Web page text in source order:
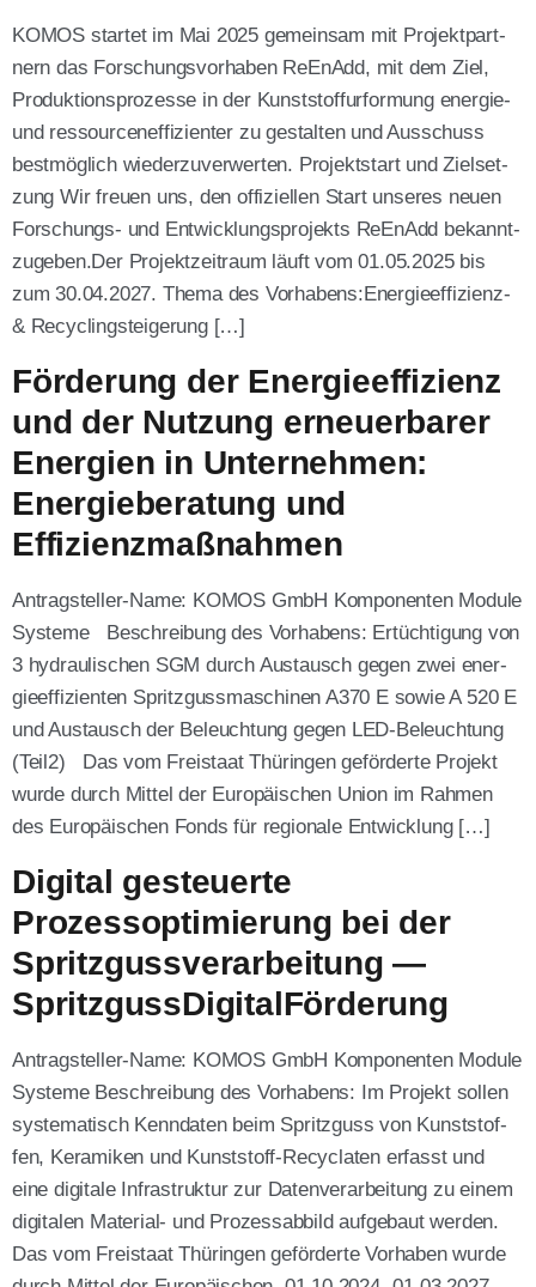
KOMOS star­tet im Mai 2025 gemein­sam mit Pro­jekt­part­
nern das For­schungs­vor­ha­ben ReE­n­Add, mit dem Ziel,
Pro­duk­ti­ons­pro­zes­se in der Kunst­stoff­ur­for­mung ener­gie-
und res­sour­cen­ef­fi­zi­en­ter zu gestal­ten und Aus­schuss
best­mög­lich wie­der­zu­ver­wer­ten. Pro­jekt­start und Ziel­set­
zung Wir freu­en uns, den offi­zi­el­len Start unse­res neu­en
For­­schungs- und Ent­wick­lungs­pro­jekts ReE­n­Add bekannt­
zu­ge­ben.Der Pro­jekt­zeit­raum läuft vom 01.05.2025 bis
zum 30.04.2027. The­ma des Vor­ha­bens:Ener­gie­ef­fi­zi­enz-
& Recy­cling­stei­ge­rung […]
Förderung der Energieeffizienz
und der Nutzung erneuerbarer
Energien in Unternehmen:
Energieberatung und
Effizienzmaßnahmen
Antra­g­s­tel­­ler-Name: KOMOS GmbH Kom­po­nen­ten Modu­le
Sys­te­me Beschrei­bung des Vor­ha­bens: Ertüch­ti­gung von
3 hydrau­li­schen SGM durch Aus­tausch gegen zwei ener­
gie­ef­fi­zi­en­ten Spritz­guss­ma­schi­nen A370 E sowie A 520 E
und Aus­tausch der Beleuch­tung gegen LED-Beleuch­­tung
(Teil2) Das vom Frei­staat Thü­rin­gen geför­der­te Pro­jekt
wur­de durch Mit­tel der Euro­päi­schen Uni­on im Rah­men
des Euro­päi­schen Fonds für regio­na­le Ent­wick­lung […]
Digital gesteuerte
Prozessoptimierung bei der
Spritzgussverarbeitung —
SpritzgussDigitalFörderung
Antra­g­s­tel­­ler-Name: KOMOS GmbH Kom­po­nen­ten Modu­le
Sys­te­me Beschrei­bung des Vor­ha­bens: Im Pro­jekt sol­len
sys­te­ma­tisch Kenn­da­ten beim Spritz­guss von Kunst­stof­
fen, Kera­mi­ken und Kunst­­­stoff-Recy­cla­­ten erfasst und
eine digi­ta­le Infra­struk­tur zur Daten­ver­ar­bei­tung zu einem
digi­ta­len Mate­­ri­al- und Pro­zess­ab­bild auf­ge­baut wer­den.
Das vom Frei­staat Thüringen geförderte Vor­ha­ben wur­de